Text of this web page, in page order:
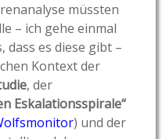
müssten
– ich gehe einmal
dass es diese gibt –
Kontext der
, der
Eskalationsspirale“
) und der